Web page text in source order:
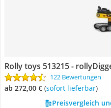
Rolly toys 513215 -
122 Bewertungen
ab 272,00 € ( Sofort lieferbar)
Preisvergleich